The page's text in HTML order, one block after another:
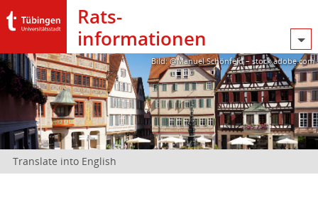
Rats­
informationen
Bild: @Manuel Schönfeld – stock.adobe.com
Translate into English